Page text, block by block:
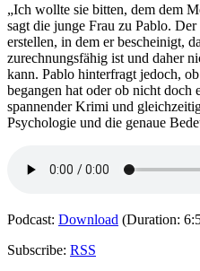
„Ich wollte sie bitten, dem dem
sagt die junge Frau zu Pablo.
erstellen, in dem er bescheinigt,
zurechnungsfähig ist und daher
kann. Pablo hinterfragt jedoch,
begangen hat oder ob nicht doch
spannender Krimi und
Psychologie und die genaue
Podcast: Download (Duration:
Subscribe: RSS